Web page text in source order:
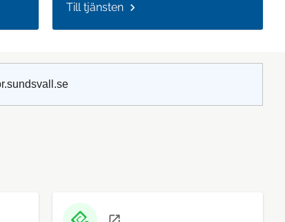
Till tjänsten